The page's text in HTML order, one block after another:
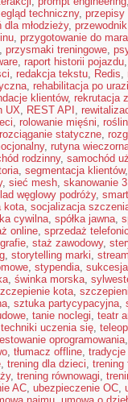
techniczny, przepisy
dla młodzieży,
, przygotowanie do
, przysmaki treningowe,
, raport historii pojazdu
, redakcja tekstu, Redis,
, rehabilitacja po
klientów, rekrutacja
UX, REST API ,
, rolowanie mięśni,
rozciąganie statyczne,
, rutyna
rodzinny, samochód
, segmentacja klientów
, sieć mesh, skanowanie
węglowy podróży,
kota, socjalizacja
cywilna, spółka jawna,
online, sprzedaż
, staż zawodowy,
, storytelling marki,
, stypendia,
, świnka morska,
kota,
, sztuka partycypacyjna,
, tanie noclegi, teatr
techniki uczenia się,
oprogramowania
, tłumacz offline, tradycje
, trening dla dzieci, trening
, trening równowagi,
AC, ubezpieczenie OC,